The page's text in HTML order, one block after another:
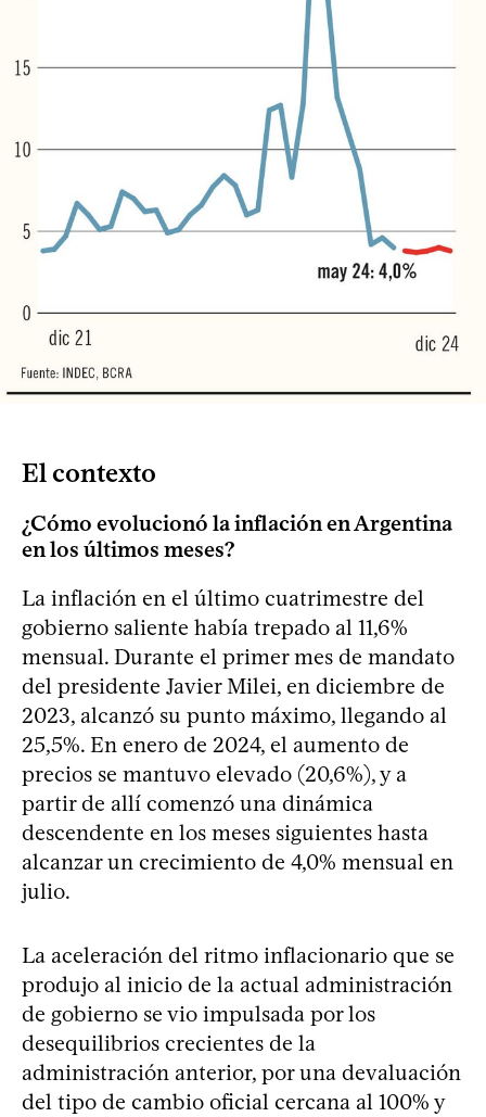
El contexto
¿Cómo evolucionó la inflación en Argentina
en los últimos meses?
La inflación en el último cuatrimestre del
gobierno saliente había trepado al 11,6%
mensual. Durante el primer mes de mandato
del presidente Javier Milei, en diciembre de
2023, alcanzó su punto máximo, llegando al
25,5%. En enero de 2024, el aumento de
precios se mantuvo elevado (20,6%), y a
partir de allí comenzó una dinámica
descendente en los meses siguientes hasta
alcanzar un crecimiento de 4,0% mensual en
julio.
La aceleración del ritmo inflacionario que se
produjo al inicio de la actual administración
de gobierno se vio impulsada por los
desequilibrios crecientes de la
administración anterior, por una devaluación
del tipo de cambio oficial cercana al 100% y